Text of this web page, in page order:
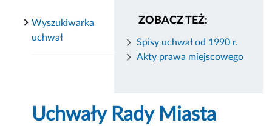
ZOBACZ TEŻ:
Spisy uchwał od 1990 r.
Akty prawa miejscowego
Wyszukiwarka
uchwał
Uchwały Rady Miasta